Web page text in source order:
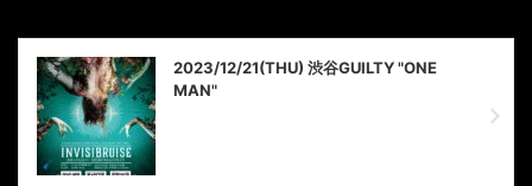
2023/12/21(THU) 渋谷GUILTY "ONE
MAN"